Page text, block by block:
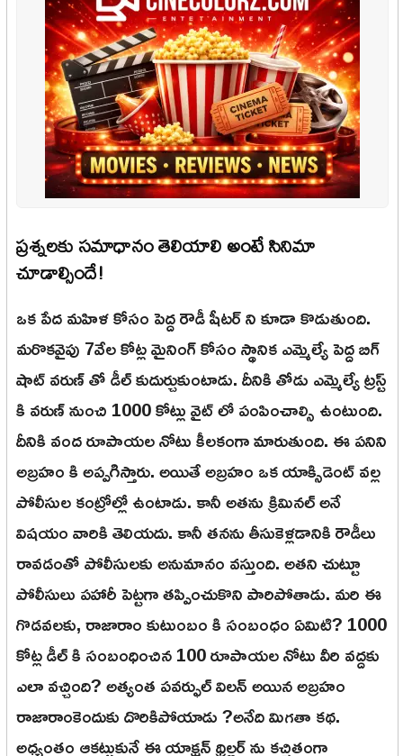
ప్రశ్నలకు సమాధానం తెలియాలి అంటే సినిమా
చూడాల్సిందే!
ఒక పేద మహిళ కోసం పెద్ద రౌడీ షీటర్ ని కూడా కొడుతుంది.
మరొకవైపు 7వేల కోట్ల మైనింగ్ కోసం స్థానిక ఎమ్మెల్యే పెద్ద బిగ్
షాట్ వరుణ్ తో డీల్ కుదుర్చుకుంటాడు. దీనికి తోడు ఎమ్మెల్యే ట్రస్ట్
కి వరుణ్ నుంచి 1000 కోట్లు వైట్ లో పంపించాల్సి ఉంటుంది.
దీనికి వంద రూపాయల నోటు కీలకంగా మారుతుంది. ఈ పనిని
అబ్రహం కి అప్పగిస్తారు. అయితే అబ్రహం ఒక యాక్సిడెంట్ వల్ల
పోలీసుల కంట్రోల్లో ఉంటాడు. కానీ అతను క్రిమినల్ అనే
విషయం వారికి తెలియదు. కానీ తనను తీసుకెళ్లడానికి రౌడీలు
రావడంతో పోలీసులకు అనుమానం వస్తుంది. అతని చుట్టూ
పోలీసులు పహారీ పెట్టగా తప్పించుకొని పారిపోతాడు. మరి ఈ
గొడవలకు, రాజారాం కుటుంబం కి సంబంధం ఏమిటి? 1000
కోట్ల డీల్ కి సంబంధించిన 100 రూపాయల నోటు వీరి వద్దకు
ఎలా వచ్చింది? అత్యంత పవర్ఫుల్ విలన్ అయిన అబ్రహం
రాజారాంకెందుకు దొరికిపోయాడు ?అనేది మిగతా కథ.
అధ్యంతం ఆకట్టుకునే ఈ యాక్షన్ థ్రిల్లర్ ను కచ్చితంగా